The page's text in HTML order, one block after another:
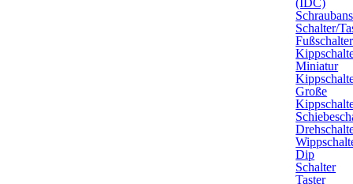
(IDC)
Schalter/
Fußschalter
Miniatur
Große
Dip
Schalter
Taster